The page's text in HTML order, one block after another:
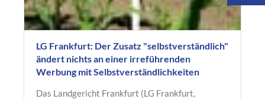
LG Frankfurt: Der Zusatz "selbstverständlich"
ändert nichts an einer irreführenden
Werbung mit Selbstverständlichkeiten
Das Landgericht Frankfurt (LG Frankfurt,